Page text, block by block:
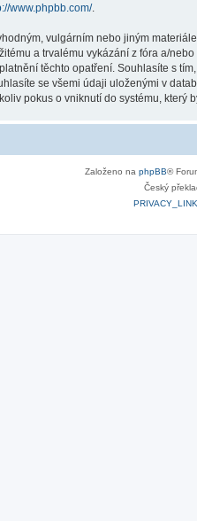
www.phpbb.com/.
vulgárním nebo jiným
a trvalému vykázání z fóra a/
těchto opatření. Souhlasíte s
se všemi údaji uloženými v
pokus o vniknutí do systému, který
Založeno na phpBB®
Český
PRIVACY_LINK